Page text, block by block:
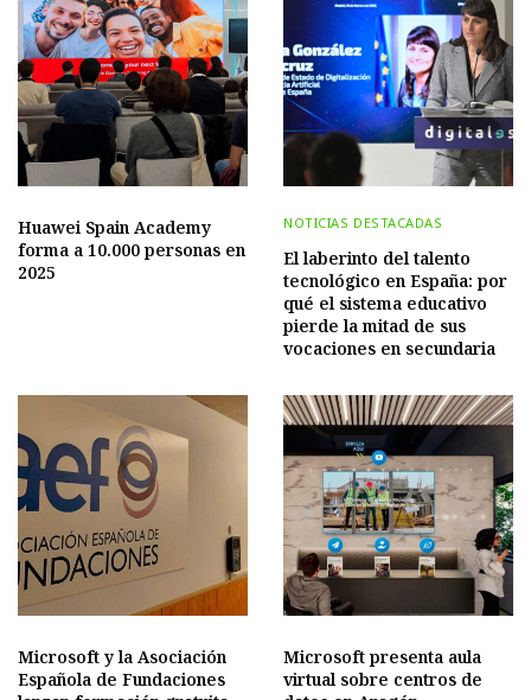
Huawei Spain Academy
forma a 10.000 personas en
2025
NOTICIAS DESTACADAS
El laberinto del talento
tecnológico en España: por
qué el sistema educativo
pierde la mitad de sus
vocaciones en secundaria
Microsoft y la Asociación
Española de Fundaciones
Microsoft presenta aula
virtual sobre centros de